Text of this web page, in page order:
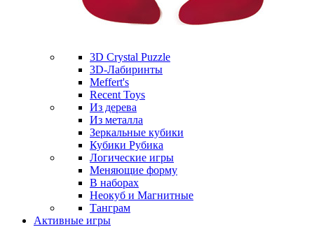
3D Crystal Puzzle
3D-Лабиринты
Meffert's
Recent Toys
Из дерева
Из металла
Зеркальные кубики
Кубики Рубика
Логические игры
Меняющие форму
В наборах
Неокуб и Магнитные
Танграм
Активные игры